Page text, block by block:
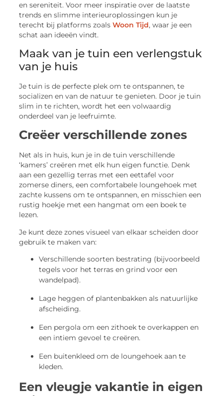
en sereniteit. Voor meer inspiratie over de laatste
trends en slimme interieuroplossingen kun je
terecht bij platforms zoalsWoon Tijd, waar je een
schat aan ideeën vindt.
Maak van je tuin een verlengstuk
van je huis
Je tuin is de perfecte plek om te ontspannen, te
socializen en van de natuur te genieten. Door je tuin
slim in te richten, wordt het een volwaardig
onderdeel van je leefruimte.
Creëer verschillende zones
Net als in huis, kun je in de tuin verschillende
‘kamers’ creëren met elk hun eigen functie. Denk
aan een gezellig terras met een eettafel voor
zomerse diners, een comfortabele loungehoek met
zachte kussens om te ontspannen, en misschien een
rustig hoekje met een hangmat om een boek te
lezen.
Je kunt deze zones visueel van elkaar scheiden door
gebruik te maken van:
Verschillende soorten bestrating (bijvoorbeeld
tegels voor het terras en grind voor een
wandelpad).
Lage heggen of plantenbakken als natuurlijke
afscheiding.
Een pergola om een zithoek te overkappen en
een intiem gevoel te creëren.
Een buitenkleed om de loungehoek aan te
kleden.
Een vleugje vakantie in eigen